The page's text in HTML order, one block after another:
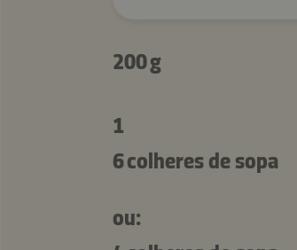
200 g
1
6 colheres de sopa
ou: